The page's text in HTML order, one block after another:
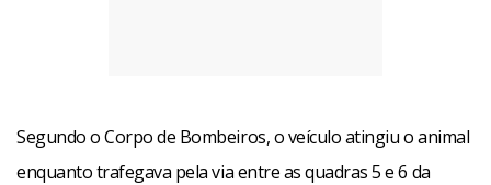
Segundo o Corpo de Bombeiros, o veículo atingiu o animal
enquanto trafegava pela via entre as quadras 5 e 6 da